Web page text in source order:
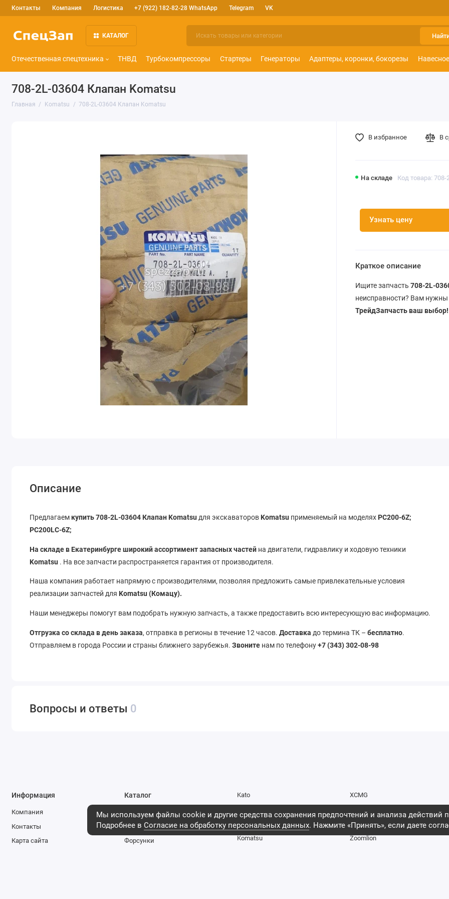
Контакты Компания Логистика +7 (922) 182-82-28 WhatsApp Telegram VK
КАТАЛОГ
Отечественная спецтехника ТНВД Турбокомпрессоры Стартеры Генераторы Адаптеры, коронки, бокорезы
708-2L-03604 Клапан Komatsu
Главная Komatsu 708-2L-03604 Клапан Komatsu
На складе Код товара: 708-
Узнать цену
В избранное В
Краткое описание
Ищите запчасть 708-2L-
неисправности? Вам
ТрейдЗапчасть ваш выбор!
Описание
Предлагаем купить 708-2L-03604 Клапан Komatsu для экскаваторов Komatsu применяемый на моделях PC200-6Z;
PC200LC-6Z;
На складе в Екатеринбурге широкий ассортимент запасных частей на двигатели, гидравлику и ходовую техники
Komatsu . На все запчасти распространяется гарантия от производителя.
Наша компания работает напрямую с производителями, позволяя предложить самые привлекательные условия
реализации запчастей для Komatsu (Комацу).
Наши менеджеры помогут вам подобрать нужную запчасть, а также предоставить всю интересующую вас информацию.
Отгрузка со склада в день заказа, отправка в регионы в течение 12 часов.Доставка до термина ТК –бесплатно.
Отправляем в города России и страны ближнего зарубежья.Звоните нам по телефону+7 (343) 302-08-98
Вопросы и ответы 0
Мы используем файлы cookie и другие средства сохранения предпочтений и анализа действий
Подробнее в Согласие на обработку персональных данных. Нажмите «Принять», если даете
Информация
Компания
Контакты
Карта сайта
Каталог
Стартеры
Генераторы
Форсунки
Kato
Hitachi
Komatsu
XCMG
SHEHWA
Zoomlion